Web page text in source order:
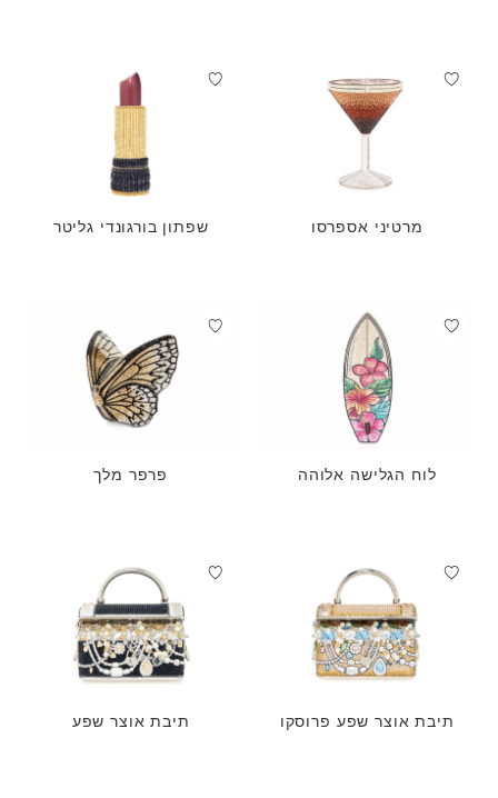
מרטיני אספרסו שפתון בורגונדי גליטר
לוח הגלישה אלוהה פרפר מלך
תיבת אוצר שפע פרוסקו תיבת אוצר שפע